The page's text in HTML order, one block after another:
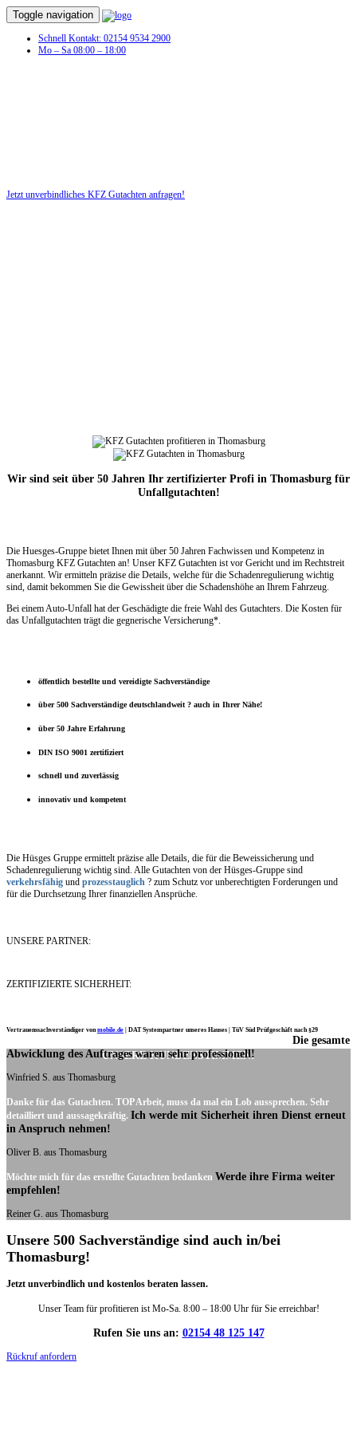
Toggle navigation
Schnell Kontakt: 02154 9534 2900
Mo – Sa 08:00 – 18:00
Jetzt unverbindliches KFZ Gutachten anfragen!
Wir sind seit über 50 Jahren Ihr zertifizierter Profi in Thomasburg für
Unfallgutachten!
Die Huesges-Gruppe bietet Ihnen mit über 50 Jahren Fachwissen und Kompetenz in
Thomasburg KFZ Gutachten an! Unser KFZ Gutachten ist vor Gericht und im Rechtstreit
anerkannt. Wir ermitteln präzise die Details, welche für die Schadenregulierung wichtig
sind, damit bekommen Sie die Gewissheit über die Schadenshöhe an Ihrem Fahrzeug.
Bei einem Auto-Unfall hat der Geschädigte die freie Wahl des Gutachters. Die Kosten für
das Unfallgutachten trägt die gegnerische Versicherung*.
öffentlich bestellte und vereidigte Sachverständige
über 500 Sachverständige deutschlandweit ? auch in Ihrer Nähe!
über 50 Jahre Erfahrung
DIN ISO 9001 zertifiziert
schnell und zuverlässig
innovativ und kompetent
Die Hüsges Gruppe ermittelt präzise alle Details, die für die Beweissicherung und
Schadenregulierung wichtig sind. Alle Gutachten von der Hüsges-Gruppe sind
verkehrsfähig und prozesstauglich ? zum Schutz vor unberechtigten Forderungen und
für die Durchsetzung Ihrer finanziellen Ansprüche.
UNSERE PARTNER:
ZERTIFIZIERTE SICHERHEIT:
Vertrauenssachverständiger vonmobile.de DAT Systempartner unseres Hauses | TüV Süd Prüfgeschäft nach §29
UNSERE KUNDENSTIMMEN:
Die gesamte
Abwicklung des Auftrages waren sehr professionell!
Winfried S. aus Thomasburg
Danke für das Gutachten. TOP Arbeit, muss da mal ein Lob aussprechen. Sehr
detailliert und aussagekräftig. Ich werde mit Sicherheit ihren Dienst erneut
in Anspruch nehmen!
Oliver B. aus Thomasburg
Möchte mich für das erstellte Gutachten bedanken Werde ihre Firma weiter
empfehlen!
Reiner G. aus Thomasburg
Unsere 500 Sachverständige sind auch in/bei
Thomasburg!
Jetzt unverbindlich und kostenlos beraten lassen.
Unser Team für profitieren ist Mo-Sa. 8:00 – 18:00 Uhr für Sie erreichbar!
Rufen Sie uns an: 02154 48 125 147
Rückruf anfordern